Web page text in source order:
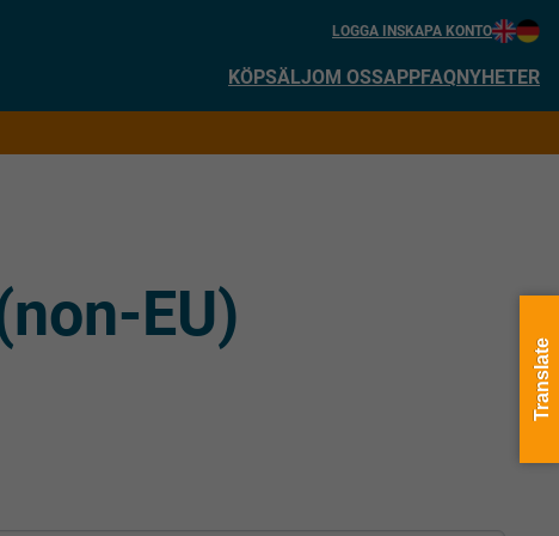
LOGGA INSKAPA KONTO
KÖPSÄLJOM OSSAPPFAQNYHETER
EU)
Translate